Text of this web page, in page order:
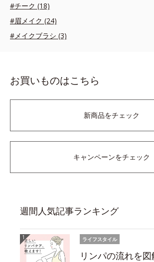
#チーク (18)
#眉メイク (24)
#メイクブラシ (3)
お買いものはこちら
新商品をチェック
キャンペーンをチェック
週間人気記事ランキング
ライフスタイル
リンパの流れを